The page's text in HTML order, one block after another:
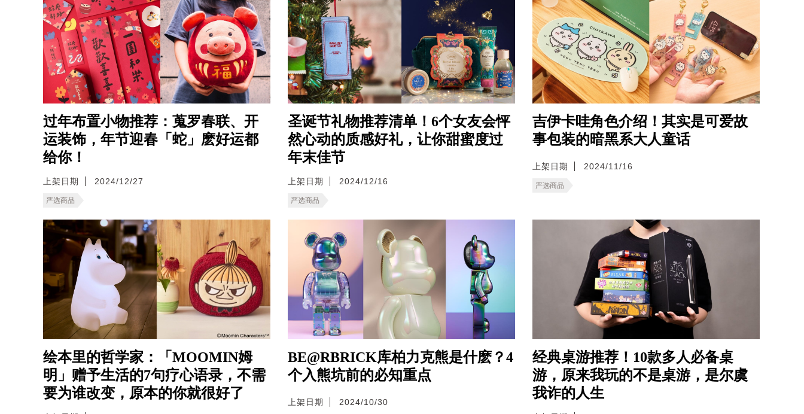
过年布置小物推荐：蒐罗春联、开
运装饰，年节迎春「蛇」麽好运都
给你！
上架日期 2024/12/27
严选商品
圣诞节礼物推荐清单！6个女友会怦
然心动的质感好礼，让你甜蜜度过
年末佳节
上架日期 2024/12/16
严选商品
吉伊卡哇角色介绍！其实是可爱故
事包装的暗黑系大人童话
上架日期 2024/11/16
严选商品
绘本里的哲学家：「MOOMIN姆
明」赠予生活的7句疗心语录，不需
要为谁改变，原本的你就很好了
BE@RBRICK库柏力克熊是什麽？4
个入熊坑前的必知重点
上架日期 2024/10/30
经典桌游推荐！10款多人必备桌
游，原来我玩的不是桌游，是尔虞
我诈的人生